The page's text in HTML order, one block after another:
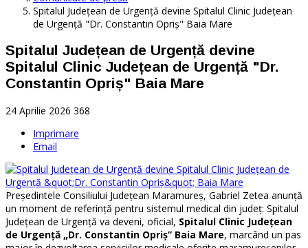
Spitalul Județean de Urgență devine Spitalul Clinic Județean
de Urgență "Dr. Constantin Opriș" Baia Mare
Spitalul Județean de Urgență devine
Spitalul Clinic Județean de Urgență "Dr.
Constantin Opriș" Baia Mare
24 Aprilie 2026 368
Imprimare
Email
Președintele Consiliului Județean Maramureș, Gabriel Zetea anunță
un moment de referință pentru sistemul medical din județ: Spitalul
Județean de Urgență va deveni, oficial, Spitalul Clinic Județean
de Urgență „Dr. Constantin Opriș” Baia Mare, marcând un pas